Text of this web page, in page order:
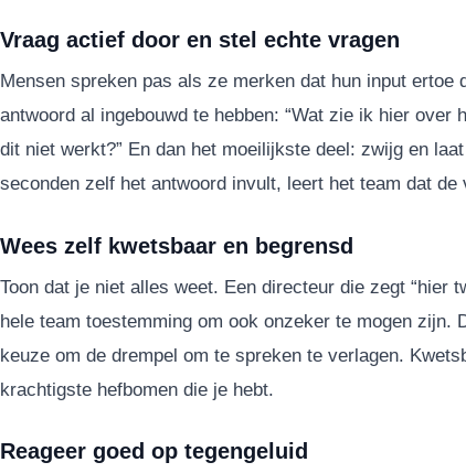
Vraag actief door en stel echte vragen
Mensen spreken pas als ze merken dat hun input ertoe
antwoord al ingebouwd te hebben: “Wat zie ik hier over
dit niet werkt?” En dan het moeilijkste deel: zwijg en
seconden zelf het antwoord invult, leert het team dat de
Wees zelf kwetsbaar en begrensd
Toon dat je niet alles weet. Een directeur die zegt “hier
hele team toestemming om ook onzeker te mogen zijn.
keuze om de drempel om te spreken te verlagen.
krachtigste hefbomen die je hebt.
Reageer goed op tegengeluid